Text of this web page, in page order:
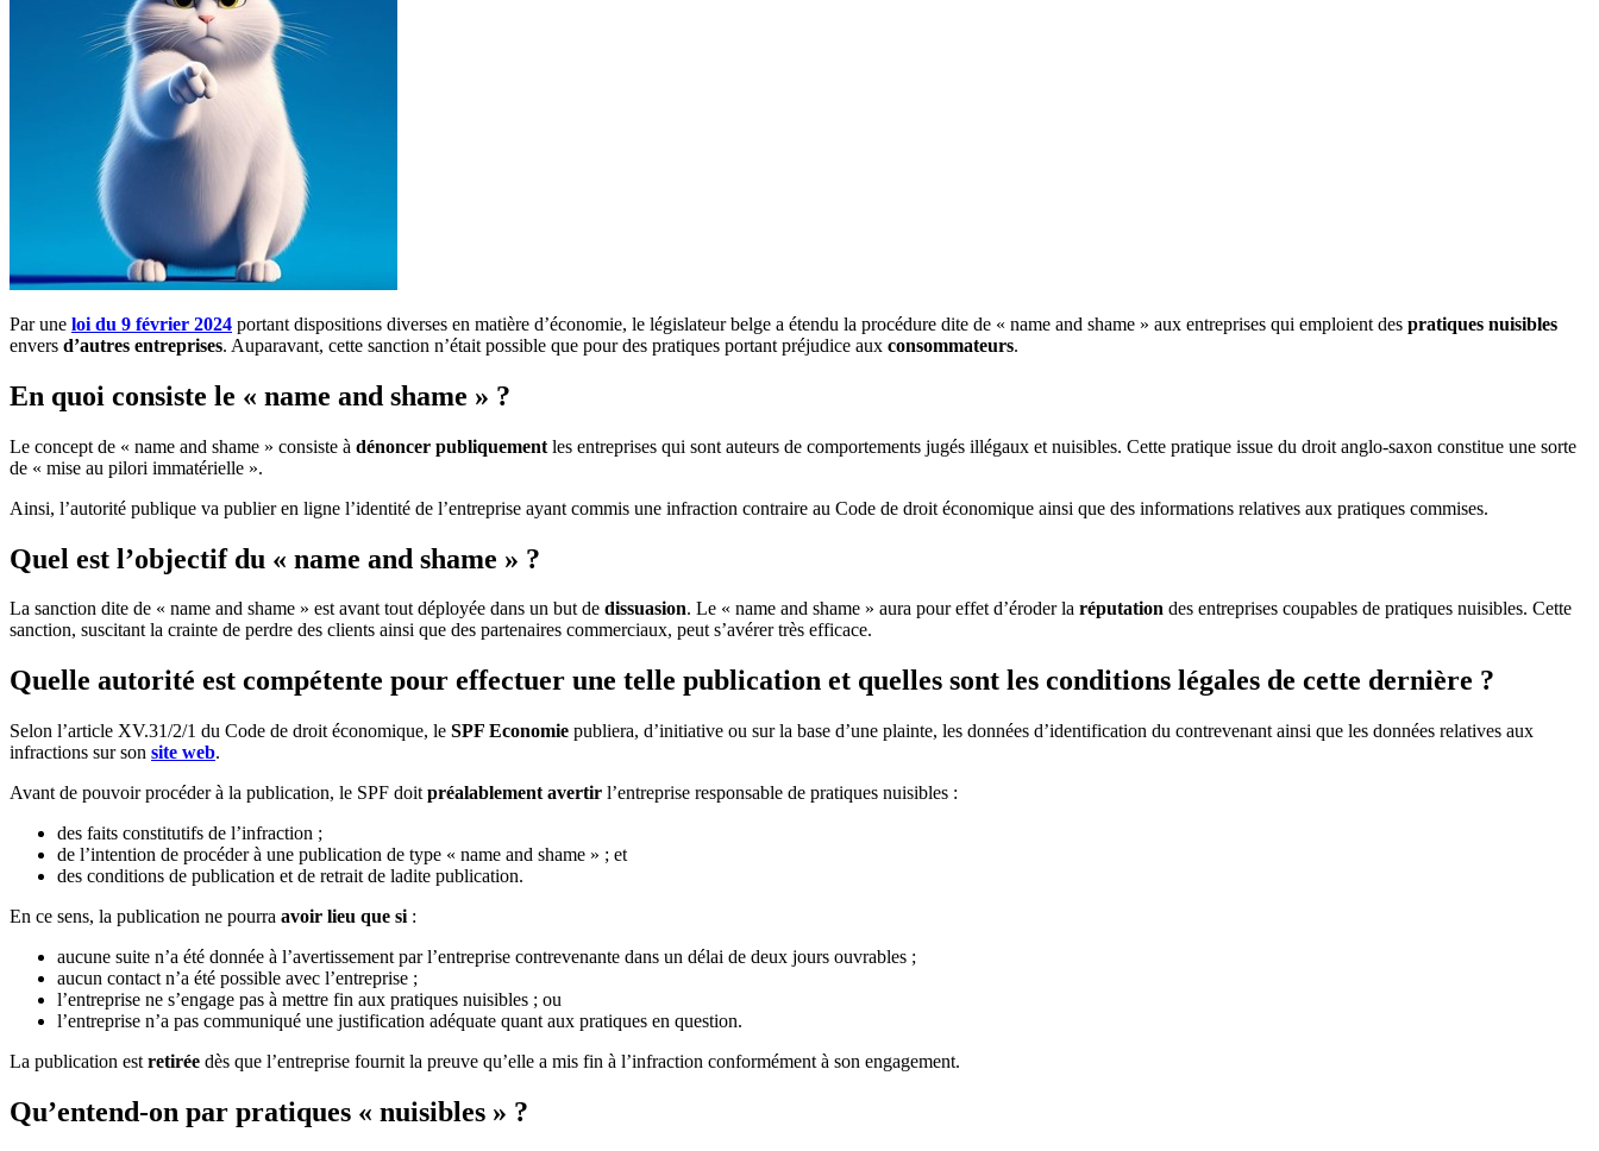
Par une loi du 9 février 2024 portant dispositions diverses en matière d’économie, le législateur belge a étendu la procédure dite de « name and shame » aux entreprises qui emploient des pratiques nuisibles
envers d’autres entreprises. Auparavant, cette sanction n’était possible que pour des pratiques portant préjudice aux consommateurs.
En quoi consiste le « name and shame » ?
Le concept de « name and shame » consiste à dénoncer publiquement les entreprises qui sont auteurs de comportements jugés illégaux et nuisibles. Cette pratique issue du droit anglo-saxon constitue une sorte
de « mise au pilori immatérielle ».
Ainsi, l’autorité publique va publier en ligne l’identité de l’entreprise ayant commis une infraction contraire au Code de droit économique ainsi que des informations relatives aux pratiques commises.
Quel est l’objectif du « name and shame » ?
La sanction dite de « name and shame » est avant tout déployée dans un but de dissuasion. Le « name and shame » aura pour effet d’éroder la réputation des entreprises coupables de pratiques nuisibles. Cette
sanction, suscitant la crainte de perdre des clients ainsi que des partenaires commerciaux, peut s’avérer très efficace.
Quelle autorité est compétente pour effectuer une telle publication et quelles sont les conditions légales de cette dernière ?
Selon l’article XV.31/2/1 du Code de droit économique, le SPF Economie publiera, d’initiative ou sur la base d’une plainte, les données d’identification du contrevenant ainsi que les données relatives aux
infractions sur son site web.
Avant de pouvoir procéder à la publication, le SPF doit préalablement avertir l’entreprise responsable de pratiques nuisibles :
des faits constitutifs de l’infraction ;
de l’intention de procéder à une publication de type « name and shame » ; et
des conditions de publication et de retrait de ladite publication.
En ce sens, la publication ne pourra avoir lieu que si :
aucune suite n’a été donnée à l’avertissement par l’entreprise contrevenante dans un délai de deux jours ouvrables ;
aucun contact n’a été possible avec l’entreprise ;
l’entreprise ne s’engage pas à mettre fin aux pratiques nuisibles ; ou
l’entreprise n’a pas communiqué une justification adéquate quant aux pratiques en question.
La publication est retirée dès que l’entreprise fournit la preuve qu’elle a mis fin à l’infraction conformément à son engagement.
Qu’entend-on par pratiques « nuisibles » ?